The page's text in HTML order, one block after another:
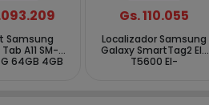
Samsung
A11 SM-
64GB 4GB
Gs. 110.055
Localizador Samsung
Galaxy SmartTag2 El-
T5600 EI-